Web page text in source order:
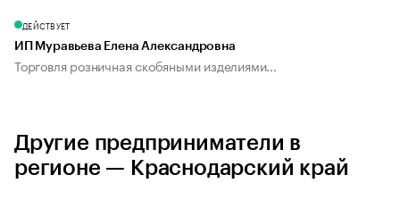
ДЕЙСТВУЕТ
ИП Муравьева Елена Александровна
Торговля розничная скобяными изделиями...
Другие предприниматели в
регионе — Краснодарский край